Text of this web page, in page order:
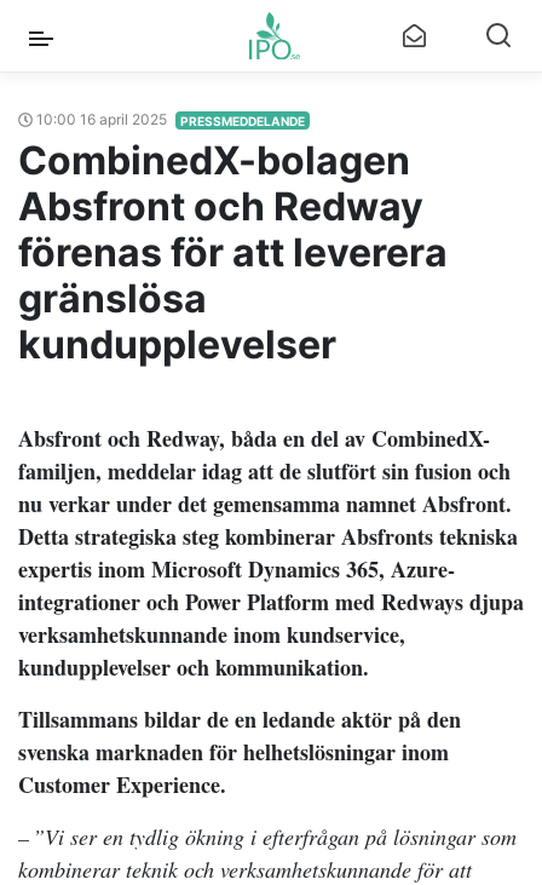
10:00 16 april 2025 PRESSMEDDELANDE
CombinedX-bolagen
Absfront och Redway
förenas för att leverera
gränslösa
kundupplevelser
Absfront och Redway, båda en del av CombinedX-
familjen, meddelar idag att de slutfört sin fusion och
nu verkar under det gemensamma namnet Absfront.
Detta strategiska steg kombinerar Absfronts tekniska
expertis inom Microsoft Dynamics 365, Azure-
integrationer och Power Platform med Redways djupa
verksamhetskunnande inom kundservice,
kundupplevelser och kommunikation.
Tillsammans bildar de en ledande aktör på den
svenska marknaden för helhetslösningar inom
Customer Experience.
– ”Vi ser en tydlig ökning i efterfrågan på lösningar som
kombinerar teknik och verksamhetskunnande för att